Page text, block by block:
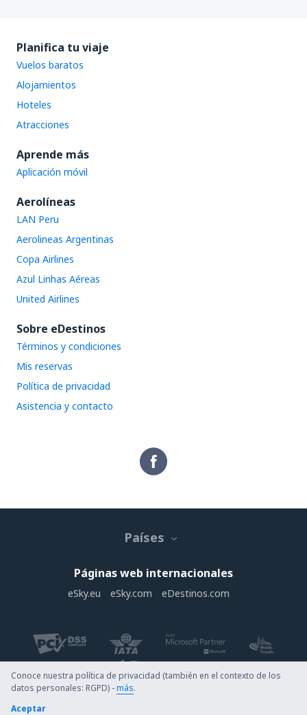
Planifica tu viaje
Vuelos baratos
Alojamientos
Hoteles
Atracciones
Aprende más
Aplicación móvil
Aerolíneas
LAN Peru
Aerolineas Argentinas
Copa Airlines
Azul Linhas Aéreas
United Airlines
Sobre eDestinos
Términos y condiciones
Mis reservas
Política de privacidad
Asistencia y contacto
Países
Páginas web internacionales
eSky.eu eSky.com eDestinos.com
Copyright © eDestinos.com.py. Todos los derechos reservados.
Conoce nuestra política de privacidad (también en el contexto de los
datos personales: RGPD) -más.
Aceptar